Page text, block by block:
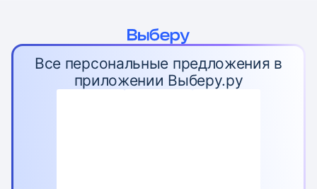
Все персональные предложения в
приложении Выберу.ру